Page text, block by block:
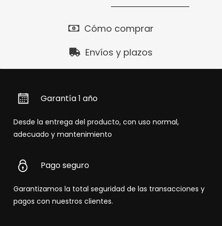
Cómo comprar
Envíos y plazos
Garantía 1 año
Desde la entrega del producto, con uso normal,
adecuado y mantenimiento
Pago seguro
Garantizamos la total seguridad de las transacciones y
pagos con nuestros clientes.